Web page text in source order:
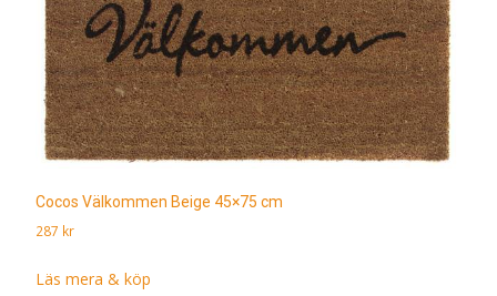
Cocos Välkommen Beige 45×75 cm
287 kr
Läs mera & köp